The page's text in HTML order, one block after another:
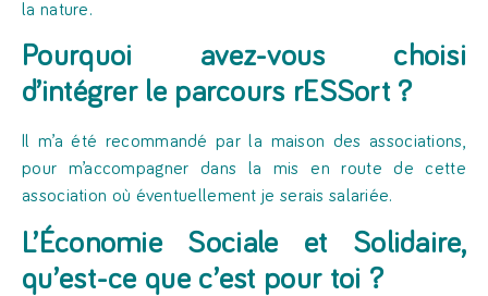
la nature.
Pourquoi avez-vous choisi
d’intégrer le parcours rESSort ?
Il m’a été recommandé par la maison des associations,
pour m’accompagner dans la mis en route de cette
association où éventuellement je serais salariée.
L’Économie Sociale et Solidaire,
qu’est-ce que c’est pour toi ?